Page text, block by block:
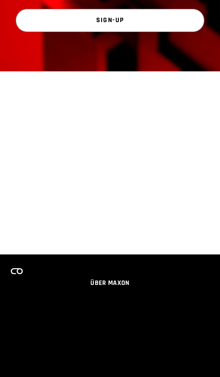
SIGN-UP
ÜBER MAXON